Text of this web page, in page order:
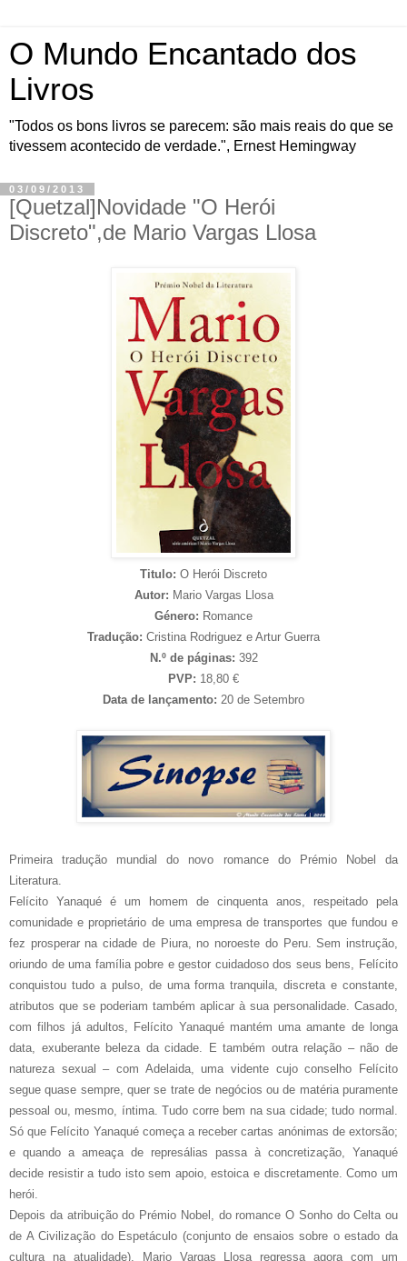
O Mundo Encantado dos
Livros
"Todos os bons livros se parecem: são mais reais do que se
tivessem acontecido de verdade.", Ernest Hemingway
03/09/2013
[Quetzal]Novidade "O Herói
Discreto",de Mario Vargas Llosa
Titulo: O Herói Discreto
Autor: Mario Vargas Llosa
Género: Romance
Tradução: Cristina Rodriguez e Artur Guerra
N.º de páginas: 392
PVP: 18,80 €
Data de lançamento: 20 de Setembro
Primeira tradução mundial do novo romance do Prémio Nobel da
Literatura.
Felícito Yanaqué é um homem de cinquenta anos, respeitado pela
comunidade e proprietário de uma empresa de transportes que fundou e
fez prosperar na cidade de Piura, no noroeste do Peru. Sem instrução,
oriundo de uma família pobre e gestor cuidadoso dos seus bens, Felícito
conquistou tudo a pulso, de uma forma tranquila, discreta e constante,
atributos que se poderiam também aplicar à sua personalidade. Casado,
com filhos já adultos, Felícito Yanaqué mantém uma amante de longa
data, exuberante beleza da cidade. E também outra relação – não de
natureza sexual – com Adelaida, uma vidente cujo conselho Felícito
segue quase sempre, quer se trate de negócios ou de matéria puramente
pessoal ou, mesmo, íntima. Tudo corre bem na sua cidade; tudo normal.
Só que Felícito Yanaqué começa a receber cartas anónimas de extorsão;
e quando a ameaça de represálias passa à concretização, Yanaqué
decide resistir a tudo isto sem apoio, estoica e discretamente. Como um
herói.
Depois da atribuição do Prémio Nobel, do romance O Sonho do Celta ou
de A Civilização do Espetáculo (conjunto de ensaios sobre o estado da
cultura na atualidade), Mario Vargas Llosa regressa agora com um